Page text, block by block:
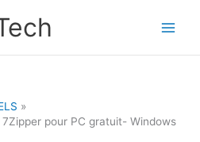
pour PC gratuit- Windows